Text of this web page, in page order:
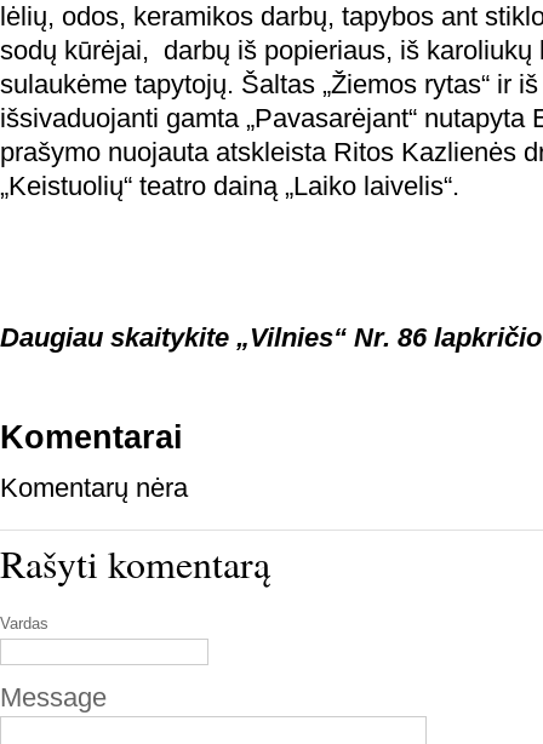
lėlių, odos, keramikos darbų, tapybos ant
sodų kūrėjai, darbų iš popieriaus, iš karoliukų
sulaukėme tapytojų. Šaltas „Žiemos rytas“ ir
išsivaduojanti gamta „Pavasarėjant“ nutapyta
prašymo nuojauta atskleista Ritos Kazlienės
„Keistuolių“ teatro dainą „Laiko laivelis“.
Daugiau skaitykite „Vilnies“ Nr. 86
Komentarai
Komentarų nėra
Rašyti komentarą
Vardas
Message